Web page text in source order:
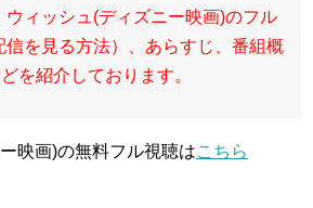
ウィッシュ(ディズニー映画)のフル
信を見る方法）、あらすじ、番組概
を紹介しております。
映画)の無料フル視聴はこちら